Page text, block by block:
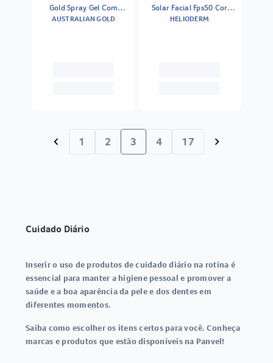
Gold Spray Gel Com
Instant Bronzer Fps8
AUSTRALIAN GOLD
Solar Facial Fps50 Cor
Média 50g + Sabonete
HELIODERM
chevron_left 1 2 3 4 17 chevron_right
Cuidado Diário
Inserir o uso de produtos de cuidado diário na rotina é
essencial para manter a higiene pessoal e promover a
saúde e a boa aparência da pele e dos dentes em
diferentes momentos.
Saiba como escolher os itens certos para você. Conheça
marcas e produtos que estão disponíveis na Panvel!